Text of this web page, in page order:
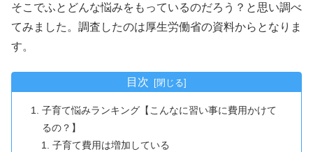
そこでふとどんな悩みをもっているのだろう？と思い調べ
てみました。調査したのは厚生労働省の資料からとなりま
す。
目次
子育て悩みランキング【こんなに習い事に費用かけて
るの？】
子育て費用は増加している